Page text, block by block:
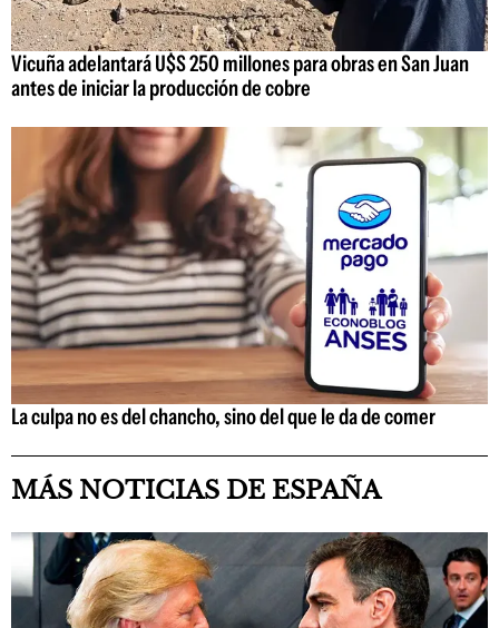
Vicuña adelantará U$S 250 millones para obras en San Juan
antes de iniciar la producción de cobre
La culpa no es del chancho, sino del que le da de comer
MÁS NOTICIAS DE ESPAÑA